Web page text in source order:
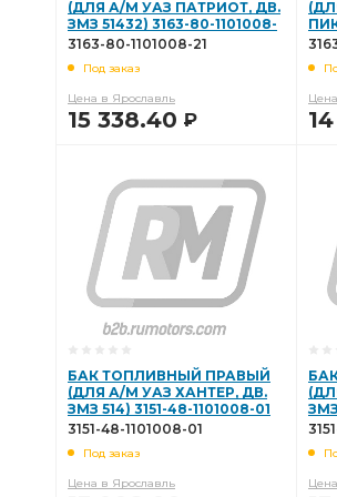
Волга ЗМЗ-406 дв. и его
410 дв. УАЗ Дв.
Rubena Чехия клапанной крышки
поршневой стоп.кольца 96,5 группа
Ремонтный комплект Патрубок
Прокладка коллектора выпускного
модиф. УАЗ с ЗМЗ-4021-70
(ДЛЯ А/М УАЗ ПАТРИОТ, ДВ.
ЗМЗ 51432) 3163-80-1101008-
21
3163-80-1101008-21
Под заказ
Цена в Ярославль
15 338.40 Р
БАК ТОПЛИВНЫЙ ПРАВЫЙ
(ДЛЯ А/М УАЗ ХАНТЕР, ДВ.
ЗМЗ 514) 3151-48-1101008-01
3151-48-1101008-01
Под заказ
Цена в Ярославль
ЗМЗ